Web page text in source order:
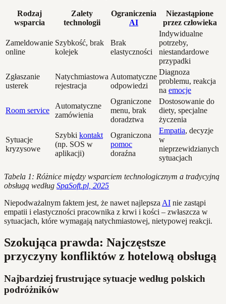
Rodzaj
wsparcia
Zalety
technologii
Ograniczenia
AI
Niezastąpione
przez człowieka
Zameldowanie
online
Szybkość, brak
kolejek
Brak
elastyczności
Indywidualne
potrzeby,
niestandardowe
przypadki
Zgłaszanie
usterek
Natychmiastowa
rejestracja
Automatyczne
odpowiedzi
Diagnoza
problemu, reakcja
na emocje
Room service
Automatyczne
zamówienia
Ograniczone
menu, brak
doradztwa
Dostosowanie do
diety, specjalne
życzenia
Sytuacje
kryzysowe
Szybki kontakt
(np. SOS w
aplikacji)
Ograniczona
pomoc
doraźna
Empatia, decyzje
w
nieprzewidzianych
sytuacjach
Tabela 1: Różnice między wsparciem technologicznym a tradycyjną
obsługą według SpaSoft.pl, 2025
Niepodważalnym faktem jest, że nawet najlepsza AI nie zastąpi
empatii i elastyczności pracownika z krwi i kości – zwłaszcza w
sytuacjach, które wymagają natychmiastowej, nietypowej reakcji.
Szokująca prawda: Najczęstsze
przyczyny konfliktów z hotelową obsługą
Najbardziej frustrujące sytuacje według polskich
podróżników